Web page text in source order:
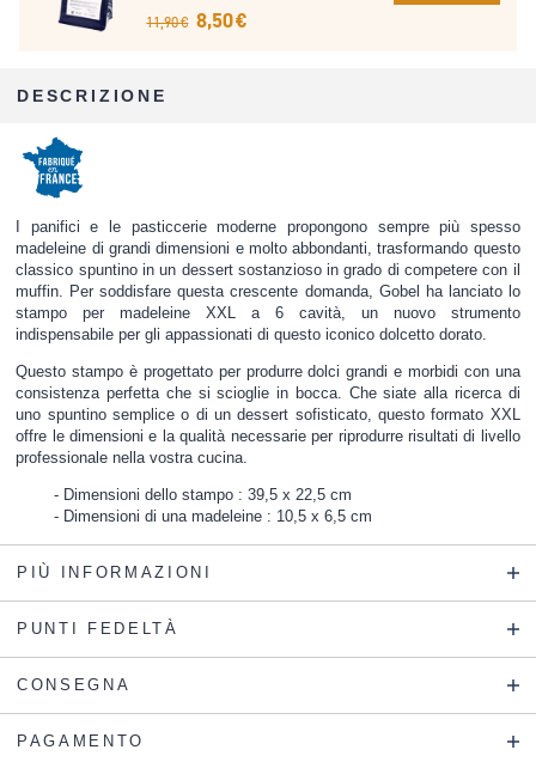
11,90 € 8,50 €
DESCRIZIONE
I panifici e le pasticcerie moderne propongono sempre più spesso
madeleine di grandi dimensioni e molto abbondanti, trasformando questo
classico spuntino in un dessert sostanzioso in grado di competere con il
muffin. Per soddisfare questa crescente domanda, Gobel ha lanciato lo
stampo per madeleine XXL a 6 cavità, un nuovo strumento
indispensabile per gli appassionati di questo iconico dolcetto dorato.
Questo stampo è progettato per produrre dolci grandi e morbidi con una
consistenza perfetta che si scioglie in bocca. Che siate alla ricerca di
uno spuntino semplice o di un dessert sofisticato, questo formato XXL
offre le dimensioni e la qualità necessarie per riprodurre risultati di livello
professionale nella vostra cucina.
Dimensioni dello stampo : 39,5 x 22,5 cm
Dimensioni di una madeleine : 10,5 x 6,5 cm
PIÙ INFORMAZIONI
PUNTI FEDELTÀ
CONSEGNA
PAGAMENTO